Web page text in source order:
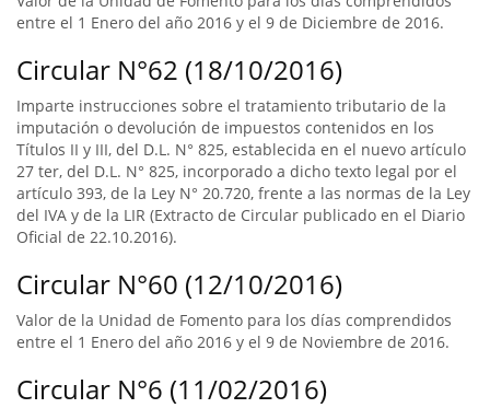
entre el 1 Enero del año 2016 y el 9 de Diciembre de 2016.
Circular N°62 (18/10/2016)
Imparte instrucciones sobre el tratamiento tributario de la
imputación o devolución de impuestos contenidos en los
Títulos II y III, del D.L. N° 825, establecida en el nuevo artículo
27 ter, del D.L. N° 825, incorporado a dicho texto legal por el
artículo 393, de la Ley N° 20.720, frente a las normas de la Ley
del IVA y de la LIR (Extracto de Circular publicado en el Diario
Oficial de 22.10.2016).
Circular N°60 (12/10/2016)
Valor de la Unidad de Fomento para los días comprendidos
entre el 1 Enero del año 2016 y el 9 de Noviembre de 2016.
Circular N°6 (11/02/2016)